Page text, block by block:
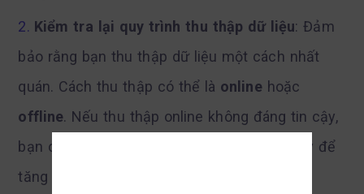
Kiểm tra lại quy trình thu thập dữ liệu: Đảm
bảo rằng bạn thu thập dữ liệu một cách nhất
quán. Cách thu thập có thể là onlinehoặc
offline. Nếu thu thập online không đáng tin cậy,
bạn có thể thử phát bảng khảo sát trên giấy để
tăng độ chính xác.